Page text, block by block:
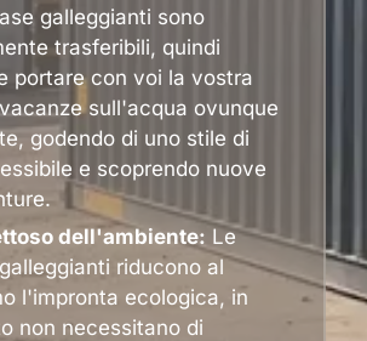
galleggianti sono
trasferibili, quindi
portare con voi la vostra
sull'acqua ovunque
godendo di uno stile di
e scoprendo nuove
dell'ambiente: Le
riducono al
l'impronta ecologica, in
non necessitano di